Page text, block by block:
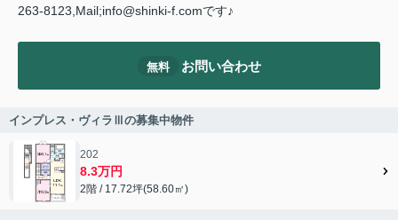
263-8123,Mail;info@shinki-f.comです♪
無料 お問い合わせ
インプレス・ヴィラⅢの募集中物件
202
8.3万円
2階 / 17.72坪(58.60㎡)